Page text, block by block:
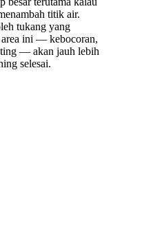
titik air.
tukang yang
area ini — kebocoran,
— akan jauh lebih
selesai.